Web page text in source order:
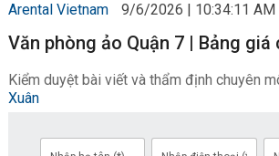
Arental Vietnam 9/6/2026 | 10:34:11 AM
Văn phòng ảo Quận 7 | Bảng
Kiểm duyệt bài viết và thẩm định chuyên
Xuân